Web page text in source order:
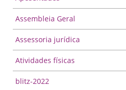
Assembleia Geral
Assessoria jurídica
Atividades físicas
blitz-2022